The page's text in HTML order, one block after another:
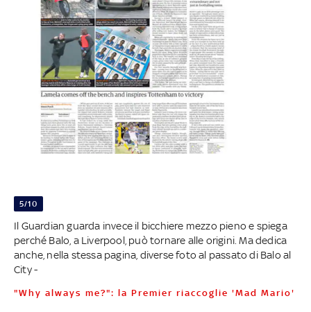
5/10
Il Guardian guarda invece il bicchiere mezzo pieno e spiega
perché Balo, a Liverpool, può tornare alle origini. Ma dedica
anche, nella stessa pagina, diverse foto al passato di Balo al
City -
"Why always me?": la Premier riaccoglie 'Mad Mario'